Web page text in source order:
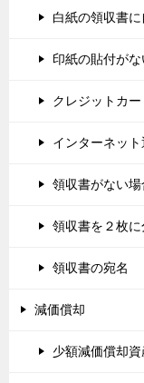
白紙の領収書
印紙の貼付が
クレジットカー
インターネッ
領収書がない場
領収書を２枚
領収書の宛名
減価償却
少額減価償却